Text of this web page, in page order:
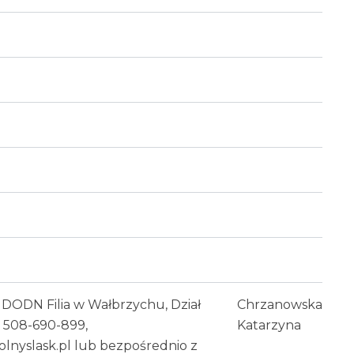
Filia w Wałbrzychu, Dział
690-899,
lub bezpośrednio z
Chrzanowska
Katarzyna